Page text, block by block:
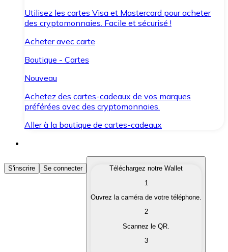
Utilisez les cartes Visa et Mastercard pour acheter
des cryptomonnaies. Facile et sécurisé !
Acheter avec carte
Boutique - Cartes
Nouveau
Achetez des cartes-cadeaux de vos marques
préférées avec des cryptomonnaies.
Aller à la boutique de cartes-cadeaux
Acheter des Cryptomonnaies
Achetez les cryptomonnaies qui vous intéressent
Convertissez vos cryptomonnaies en monnaie
S'inscrire Se connecter
Téléchargez notre Wallet
1
Ouvrez la caméra de votre téléphone.
2
Scannez le QR.
3